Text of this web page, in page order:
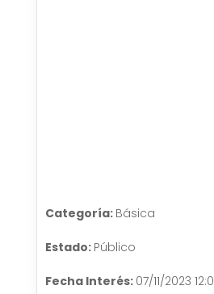
Categoría: Básica
Estado: Público
Fecha Interés: 07/11/2023